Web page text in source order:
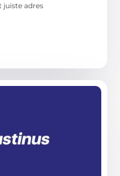
juiste adres